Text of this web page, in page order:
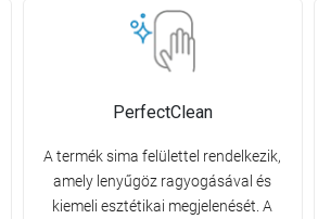
PerfectClean
A termék sima felülettel rendelkezik,
amely lenyűgöz ragyogásával és
kiemeli esztétikai megjelenését. A